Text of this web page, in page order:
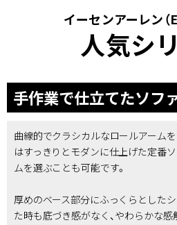
イーセンアーレン（
人気シ
手作業で仕立てたソフ
曲線的でクラシカルなロールアーム
はすっきりとモダンに仕上げた定番
ムを選ぶことも可能です。
厚めのベース部分にふっくらとした
た時も底づき感がなく、やわらかな